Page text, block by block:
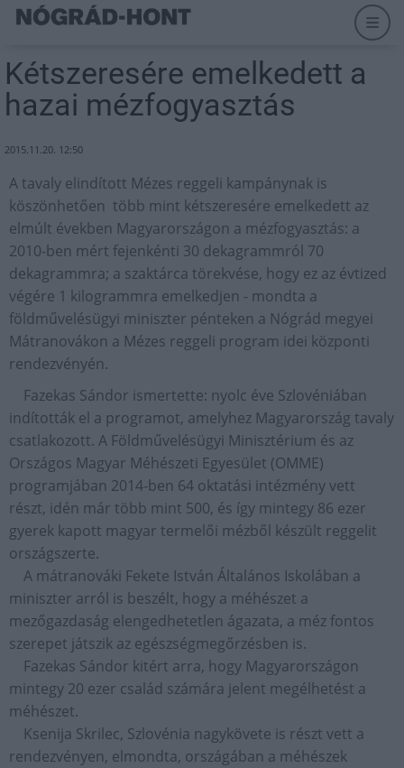
Kétszeresére emelkedett a
hazai mézfogyasztás
2015.11.20. 12:50
A tavaly elindított Mézes reggeli kampánynak is
köszönhetően több mint kétszeresére emelkedett az
elmúlt években Magyarországon a mézfogyasztás: a
2010-ben mért fejenkénti 30 dekagrammról 70
dekagrammra; a szaktárca törekvése, hogy ez az évtized
végére 1 kilogrammra emelkedjen - mondta a
földművelésügyi miniszter pénteken a Nógrád megyei
Mátranovákon a Mézes reggeli program idei központi
rendezvényén.
Fazekas Sándor ismertette: nyolc éve Szlovéniában
indították el a programot, amelyhez Magyarország tavaly
csatlakozott. A Földművelésügyi Minisztérium és az
Országos Magyar Méhészeti Egyesület (OMME)
programjában 2014-ben 64 oktatási intézmény vett
részt, idén már több mint 500, és így mintegy 86 ezer
gyerek kapott magyar termelői mézből készült reggelit
országszerte.
A mátranováki Fekete István Általános Iskolában a
miniszter arról is beszélt, hogy a méhészet a
mezőgazdaság elengedhetetlen ágazata, a méz fontos
szerepet játszik az egészségmegőrzésben is.
Fazekas Sándor kitért arra, hogy Magyarországon
mintegy 20 ezer család számára jelent megélhetést a
méhészet.
Ksenija Skrilec, Szlovénia nagykövete is részt vett a
rendezvényen, elmondta, országában a méhészek